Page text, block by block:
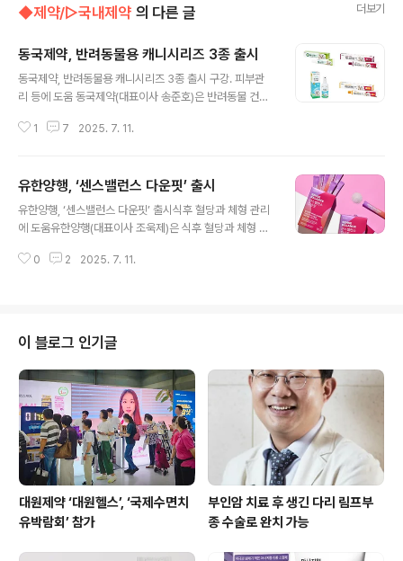
◆제약/▷국내제약 의 다른 글 더보기
동국제약, 반려동물용 캐니시리즈 3종 출시
동국제약, 반려동물용 캐니시리즈 3종 출시 구강. 피부관
리 등에 도움 동국제약(대표이사 송준호)은 반려동물 건강
견과 반려묘의 구강청결, 구취 제거 등 구강 건강을 위한
어를 통해 판매를 시작했다. 캐니덴트는 반려동물 전용의
동물용 의약외품 치약이다. 반려견과 반려묘는 사람보다
치석 생성 속도가 빨라 치주염과 구내염 등 구강질환에 취
단백질 분해효소가 함유되어 구강 내 청결을 유지하고 세
1 7 2025. 7. 11.
유한양행, ‘센스밸런스 다운핏’ 출시
유한양행, ‘센스밸런스 다운핏’ 출시식후 혈당과 체형 관리
에 도움유한양행(대표이사 조욱제)은 식후 혈당과 체형 관
운핏’을 출시했다고 밝혔다. 센스밸런스 다운핏은 식품의
춘 제품이다. 센스밸런스 다운핏은 여성 소비자를 주 소비
층으로 개발했으며, 저당과 4가지 무첨가 제조(무지방, 무
나트륨, 무포화지방, 무콜레스테롤)를 기반으로 하여 풍부
한 식이섬유를 함유해 건강 및 체형 관리에 도움을 준다. 베
네오(BENEO)사의 식이섬유와 크리스찬한센의 락토바실
러스 엘.카제이(L.casei) 431 프..
0 2 2025. 7. 11.
이 블로그 인기글
대원제약 ‘대원헬스’, ‘국제수면치
유박람회’ 참가
부인암 치료 후 생긴 다리 림프부
종 수술로 완치 가능